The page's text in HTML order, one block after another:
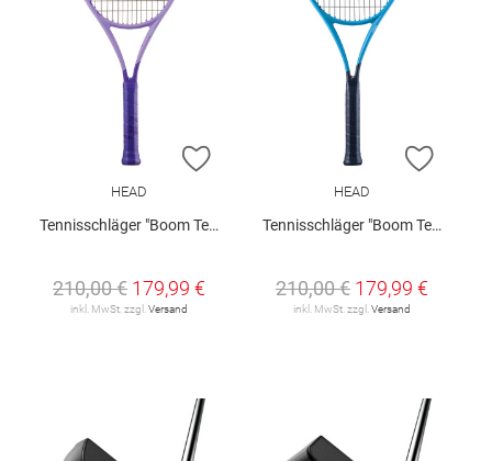
ZUR WUNSCHLISTE HINZUFÜGEN
HEAD
Tennisschläger "Boom Team Alternate 2026"
210,00 € 179,99 €
inkl. MwSt. zzgl.Versand
ZUR
HEAD
Tennisschläger "Boom Team 2026"
210,00 € 179,99 €
inkl. MwSt. zzgl.Versand